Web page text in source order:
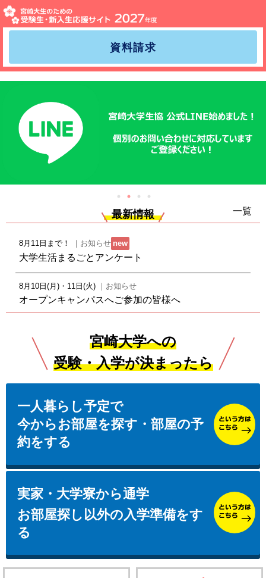
資料請求
最新情報 一覧
8月11日まで！ ｜お知らせ new
大学生活まるごとアンケート
8月10日(月)・11日(火) ｜お知らせ
オープンキャンパスへご参加の皆様へ
【受験生・保護者の方へ】
9/5『保護者のための大学生活入門セミナー 九州・沖
縄版』オンライン開催します！
2025年12月08日(月)｜お知らせ｜新入生
パソコンの取り扱いに注意しましょう。
宮崎大学への
受験・入学が決まったら
一人暮らし予定で
今からお部屋を探す・部屋の予
約をする
実家・大学寮から通学
お部屋探し以外の入学準備をす
る
HOME
宮崎大学への受験が決まったら〜資料を配布しています〜
入学準備説明会に参加しよう！
お部屋探し・仮予約
合格が決まったら新入生サポートセンターへ！
「これからの学び方講座」について
込み
受験生・保護者の方へ
受験生保護者説明会・宿泊手配
教科書・教材を購入する
宮崎大学推奨パソコン
生協加入・安全安心な学生生活の準備
入学準備説明会へ参加
宮崎大学周辺の部屋を探す
家具家電・自転車を購入する
ミールカード(学食年間利用定期券)
宮崎への引っ越しを手配する